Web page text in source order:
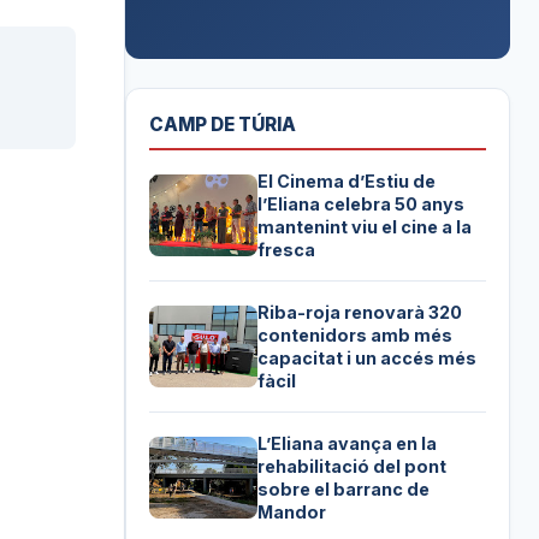
CAMP DE TÚRIA
El Cinema d’Estiu de
l’Eliana celebra 50 anys
mantenint viu el cine a la
fresca
Riba-roja renovarà 320
contenidors amb més
capacitat i un accés més
fàcil
L’Eliana avança en la
rehabilitació del pont
sobre el barranc de
Mandor